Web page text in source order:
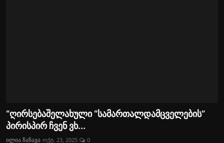
“ღირსებაშელახული “სამართალდამცველების”
პირისპირ ჩვენ ვხ...
ილია ჩაჩავა ოქტ. 23, 2025 0